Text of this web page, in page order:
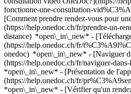
fonctionne-une-consultation-
[Comment prendre rendez-vous pour
(https://help.onedoc.ch/fr/prendre-un-
distance) *open\_in\_new* -
(https://help.onedoc.ch/fr/
onedoc) *open\_in\_new* - [Naviguer
(https://help.onedoc.ch/fr/naviguer-
*open\_in\_new* - [Présentation de
(https://help.onedoc.ch/fr/
*open\_in\_new* - [Vérifier qu'un rendez-vous est confirmé](https://help.onedoc.ch/fr/v%C3%A9rifier-quun-rendez-vous-est-confirm%C3%A9) *open\_in\_new* - [Annuler un rendez-vous pris en ligne sur OneDoc](https://help.onedoc.ch/fr/annuler-un-rendez-vous-pris-en-ligne-sur-onedoc) *open\_in\_new* - [Je ne reçois pas de confirmation de rendez-vous](https://help.onedoc.ch/fr/je-ne-re%C3%A7ois-pas-de-confirmation-de-rendez-vous) *open\_in\_new* [Voir tous nos articles *open\_in\_new*](https://help.onedoc.ch/fr/) close ## Modifier votre recherche ![Maison avec un signe plus annonçant qu’une consultation peut être effectuée sur place](https://www.onedoc.ch/assets/images/icons/on-site.svg) Sur place ![Caméra avec un symbole lecture annonçant qu’une consultation peut être effectuée à distance en vidéo](https://www.onedoc.ch/assets/images/icons/remote.svg) À distance Rechercher #### Spécialités #### Praticiens #### Établissements edit Check-up sanguin à Aarau tune Filtrer par Nouveaux patients*keyboard\_arrow\_down* - Acceptés*check\_circle* Langue parlée*keyboard\_arrow\_down* - Albanais*check\_circle* - Allemand*check\_circle* - Anglais*check\_circle* - Bosniaque*check\_circle* - Croate*check\_circle* - Espagnol*check\_circle* - Finnois*check\_circle* - Français*check\_circle* - Hongrois*check\_circle* - Italien*check\_circle* - Néerlandais*check\_circle* - Roumain*check\_circle* - Russe*check\_circle* - Serbe*check\_circle* Sexe*keyboard\_arrow\_down* - Femme*check\_circle* - Homme*check\_circle* Réseau*keyboard\_arrow\_down* - IfA*check\_circle* - Hirslanden*check\_circle* - ArgoMed*check\_circle* Disponibilité*keyboard\_arrow\_down* - Disponible aujourdhui*check\_circle* - Dans les 3 prochains jours*check\_circle* - Dans les 7 prochains jours*check\_circle* - Dans les 14 prochains jours*check\_circle* # __Check-up sanguin__ à __Aarau__: prenez rendez-vous en ligne aujourd'hui ## 2 résultats à Aarau [![Dr. med. Matti S. Kuronen, gynécologue obstétricien à Aarau](https://assets.onedoc.ch/images/users/17904037f2e4d7ff39a5c916476396b7334f87bf393b0bbb7275b51da2189839-small.png "Dr. med. Matti S. Kuronen, gynécologue obstétricien à Aarau")](https://www.onedoc.ch/fr/gynecologue-obstetricien/aarau/psle/dr-med-matti-s-kuronen) ### [Dr. med. Matti S. Kuronen](https://www.onedoc.ch/fr/gynecologue-obstetricien/aarau/psle/dr-med-matti-s-kuronen) ![Badge indiquant un profil vérifié](https://www.onedoc.ch/assets/images/icons/checkmark.svg) [Gynécologue obstétricien](https://www.onedoc.ch/fr/gynecologue-obstetricien/aarau) [Praxis Dr. med. Kuronen Matti S.](https://www.onedoc.ch/fr/cabinet-medical/aarau/el5j/praxis-dr-med-kuronen-matti-s) Schanzweg 7 5000 Aarau ![Dr. med. Matti S. Kuronen est affilié au réseau Hirslanden](https://assets.onedoc.ch/images/networks/logos/7a9c24ef8e66c111282a51999a6cedf6d489b2b7daf5ce11d914499004b82a1b-small.png) ![Icône patient avec un signe moins annonçant que le professionnel n’accepte pas de nouveaux patients](https://www.onedoc.ch/assets/images/icons/no-new-patients.svg)N'accepte pas de nouveaux patients [Réserver un RDV](https://www.onedoc.ch/fr/gynecologue-obstetricien/aarau/psle/dr-med-matti-s-kuronen) Expertises: Check-up sanguin, [Infection urinaire | Cystite](https://www.onedoc.ch/fr/infection-urinaire-cystite/aarau), [Vaccination Papillomavirus Humain (HPV)](https://www.onedoc.ch/fr/vaccination-papillomavirus-humain-hpv/aarau), [Mesure (dosage) de la vitamine D](https://www.onedoc.ch/fr/mesure-dosage-de-la-vitamine-d/aarau), [Pilule contraceptive](https://www.onedoc.ch/fr/pilule-contraceptive/aarau), [Ménopause](https://www.onedoc.ch/fr/menopause/aarau), [Dépistage du HPV | Frottis](https://www.onedoc.ch/fr/depistage-du-hpv-frottis/aarau), [Mesure du taux de fer | Ferritine](https://www.onedoc.ch/fr/mesure-du-taux-de-fer-ferritine/aarau)Voir plus *chevron\_left* lun. 03 août *chevron\_right* Voir plus de rendez-vous *error\_outline* Une erreur s'est produite lors du chargement des disponibilités [Réessayer](https://www.onedoc.ch) Expertises: Check-up sanguin, [Infection urinaire | Cystite](https://www.onedoc.ch/fr/infection-urinaire-cystite/aarau), [Vaccination Papillomavirus Humain (HPV)](https://www.onedoc.ch/fr/vaccination-papillomavirus-humain-hpv/aarau), [Mesure (dosage) de la vitamine D](https://www.onedoc.ch/fr/mesure-dosage-de-la-vitamine-d/aarau), [Pilule contraceptive](https://www.onedoc.ch/fr/pilule-contraceptive/aarau), [Ménopause](https://www.onedoc.ch/fr/menopause/aarau), [Dépistage du HPV | Frottis](https://www.onedoc.ch/fr/depistage-du-hpv-frottis/aarau), [Mesure du taux de fer | Ferritine](https://www.onedoc.ch/fr/mesure-du-taux-de-fer-ferritine/aarau)Voir plus [![Dr. med. Agim Asllani, médecin généraliste à Aarau](https://assets.onedoc.ch/images/users/f795f70bd206ce10347c875c840ca1b047a2331574c8d21575c09219305ec142-small.jpg "Dr. med. Agim Asllani, médecin généraliste à Aarau")](https://www.onedoc.ch/fr/medecin-generaliste/aarau/pcrj1/dr-med-agim-asllani) ### [Dr. med. Agim Asllani](https://www.onedoc.ch/fr/medecin-generaliste/aarau/pcrj1/dr-med-agim-asllani) [Médecin